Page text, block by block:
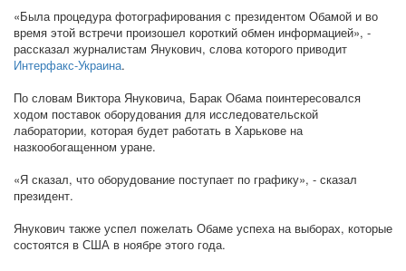
«Была процедура фотографирования с президентом Обамой и во
время этой встречи произошел короткий обмен информацией», -
рассказал журналистам Янукович, слова которого приводит
Интерфакс-Украина.
По словам Виктора Януковича, Барак Обама поинтересовался
ходом поставок оборудования для исследовательской
лаборатории, которая будет работать в Харькове на
назкообогащенном уране.
«Я сказал, что оборудование поступает по графику», - сказал
президент.
Янукович также успел пожелать Обаме успеха на выборах, которые
состоятся в США в ноябре этого года.